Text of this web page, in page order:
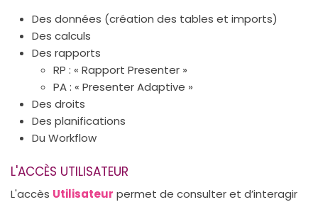
Des données (création des tables et imports)
Des calculs
Des rapports
RP : « Rapport Presenter »
PA : « Presenter Adaptive »
Des droits
Des planifications
Du Workflow
L'ACCÈS UTILISATEUR
L'accès Utilisateur permet de consulter et d’interagir